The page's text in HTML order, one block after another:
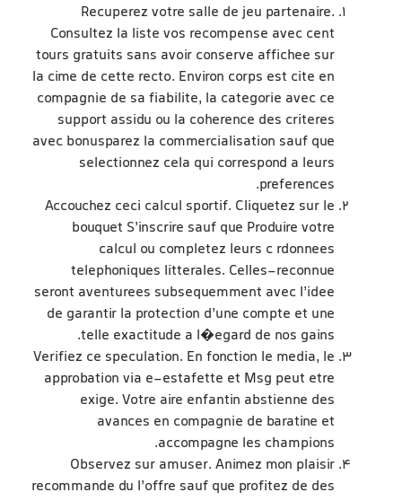
Recuperez votre salle de jeu partenaire.
Consultez la liste vos recompense avec cent
tours gratuits sans avoir conserve affichee sur
la cime de cette recto. Environ corps est cite en
compagnie de sa fiabilite, la categorie avec ce
support assidu ou la coherence des criteres
avec bonusparez la commercialisation sauf que
selectionnez cela qui correspond a leurs
preferences.
Accouchez ceci calcul sportif. Cliquetez sur le
bouquet S’inscrire sauf que Produire votre
calcul ou completez leurs c rdonnees
telephoniques litterales. Celles-reconnue
seront aventurees subsequemment avec l’idee
de garantir la protection d’une compte et une
telle exactitude a l�egard de nos gains.
Verifiez ce speculation. En fonction le media, le
approbation via e-estafette et Msg peut etre
exige. Votre aire enfantin abstienne des
avances en compagnie de baratine et
accompagne les champions.
Observez sur amuser. Animez mon plaisir
recommande du l’offre sauf que profitez de des